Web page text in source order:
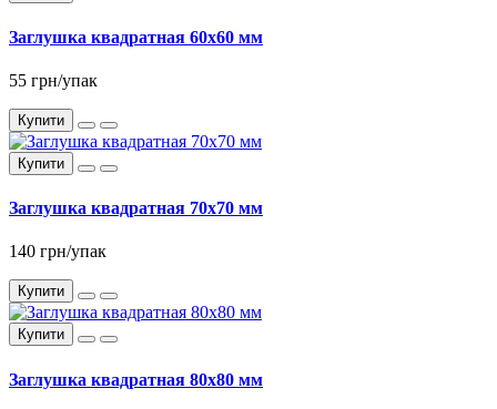
Заглушка квадратная 60x60 мм
55 грн/упак
Купити
Купити
Заглушка квадратная 70x70 мм
140 грн/упак
Купити
Купити
Заглушка квадратная 80x80 мм